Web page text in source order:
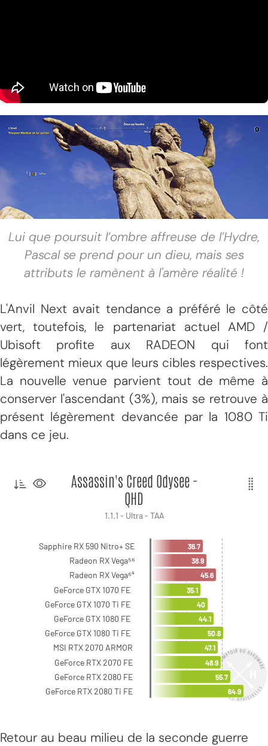
Lui que poursuit l’ombre affreuse de l’Hydre,
Pascal se prend pour un dieu, mais ses
attributs le ramènent à l'amère réalité !
L'Anvil Next avait tendance a préféré le côté
vert, toutefois, le partenariat actuel AMD /
Ubisoft profite aux RADEON qui font
légèrement mieux que leurs cibles respectives.
La nouvelle venue parvient tout de même à
conserver l'ascendant (3%), mais se retrouve à
présent légèrement devancée par la 1080 Ti
dans ce jeu.
Retour au beau milieu de la seconde guerre